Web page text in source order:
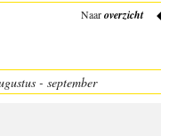
Naaroverzicht
- september